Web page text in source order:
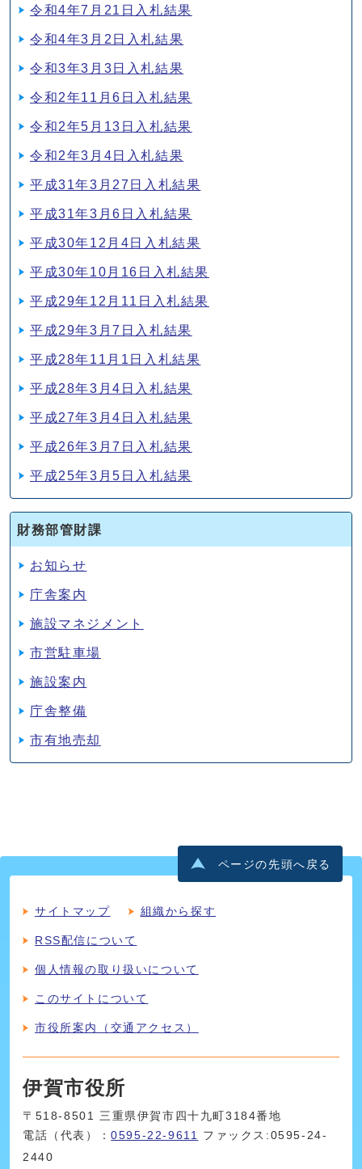
令和4年7月21日入札結果
令和4年3月2日入札結果
令和3年3月3日入札結果
令和2年11月6日入札結果
令和2年5月13日入札結果
令和2年3月4日入札結果
平成31年3月27日入札結果
平成31年3月6日入札結果
平成30年12月4日入札結果
平成30年10月16日入札結果
平成29年12月11日入札結果
平成29年3月7日入札結果
平成28年11月1日入札結果
平成28年3月4日入札結果
平成27年3月4日入札結果
平成26年3月7日入札結果
平成25年3月5日入札結果
財務部管財課
お知らせ
庁舎案内
施設マネジメント
市営駐車場
施設案内
庁舎整備
市有地売却
ページの先頭へ戻る
サイトマップ 組織から探す
RSS配信について
個人情報の取り扱いについて
このサイトについて
市役所案内（交通アクセス）
伊賀市役所
〒518-8501 三重県伊賀市四十九町3184番地
電話（代表）：0595-22-9611
ファックス:0595-24-
2440